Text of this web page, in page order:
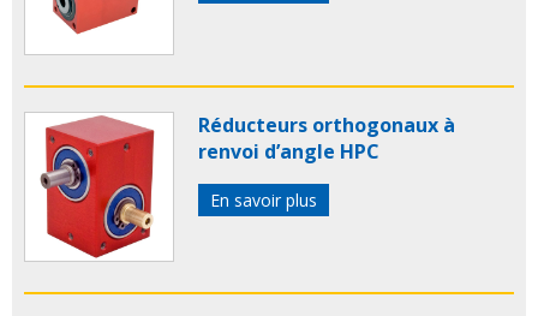
Réducteurs orthogonaux à
renvoi d’angle HPC
En savoir plus